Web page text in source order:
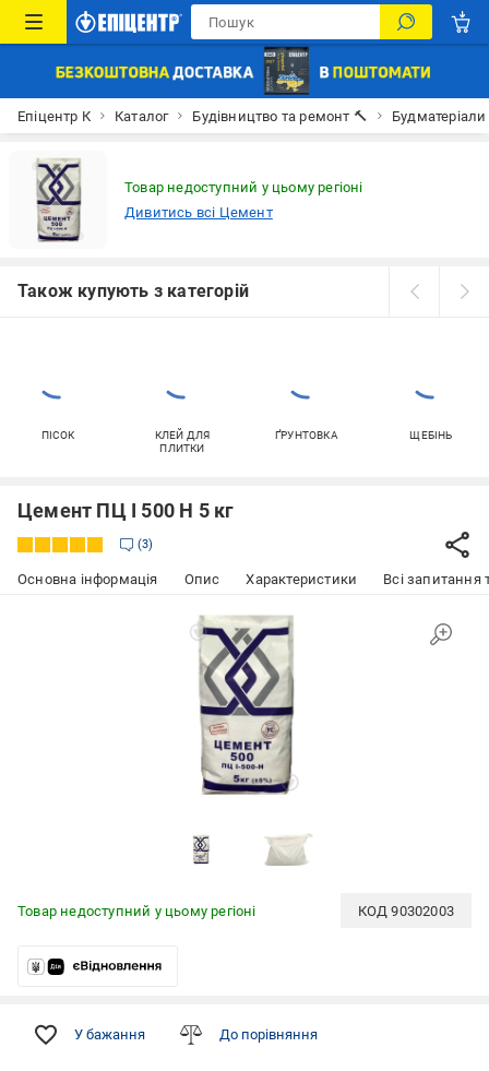
Епіцентр К Каталог Будівництво та ремонт 🔨 Будматеріали
Товар недоступний у цьому регіоні
Дивитись всі Цемент
Також купують з категорій
ПІСОК
КЛЕЙ ДЛЯ
ПЛИТКИ
ҐРУНТОВКА ЩЕБІНЬ
Цемент ПЦ І 500 Н 5 кг
3
Основна інформація Опис Характеристики Всі запитання
Товар недоступний у цьому регіоні КОД90302003
У бажання До порівняння